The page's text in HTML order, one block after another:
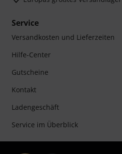
Service
Versandkosten und Lieferzeiten
Hilfe-Center
Gutscheine
Kontakt
Ladengeschäft
Service im Überblick